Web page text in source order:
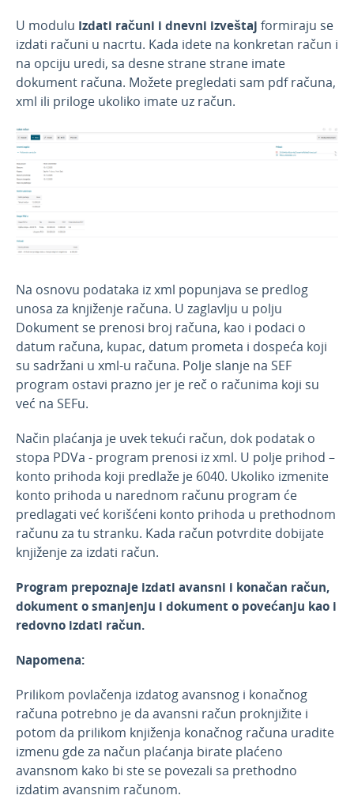
U modulu Izdati računi i dnevni izveštaj formiraju se
izdati računi u nacrtu. Kada idete na konkretan račun i
na opciju uredi, sa desne strane strane imate
dokument računa. Možete pregledati sam pdf računa,
xml ili priloge ukoliko imate uz račun.
Na osnovu podataka iz xml popunjava se predlog
unosa za knjiženje računa. U zaglavlju u polju
Dokument se prenosi broj računa, kao i podaci o
datum računa, kupac, datum prometa i dospeća koji
su sadržani u xml-u računa. Polje slanje na SEF
program ostavi prazno jer je reč o računima koji su
već na SEFu.
Način plaćanja je uvek tekući račun, dok podatak o
stopa PDVa - program prenosi iz xml. U polje prihod –
konto prihoda koji predlaže je 6040. Ukoliko izmenite
konto prihoda u narednom računu program će
predlagati već korišćeni konto prihoda u prethodnom
računu za tu stranku. Kada račun potvrdite dobijate
knjiženje za izdati račun.
Program prepoznaje izdati avansni i konačan račun,
dokument o smanjenju i dokument o povećanju kao i
redovno izdati račun.
Napomena:
Prilikom povlačenja izdatog avansnog i konačnog
računa potrebno je da avansni račun proknjižite i
potom da prilikom knjiženja konačnog računa uradite
izmenu gde za načun plaćanja birate plaćeno
avansnom kako bi ste se povezali sa prethodno
izdatim avansnim računom.